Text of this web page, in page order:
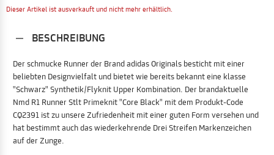
Dieser Artikel ist ausverkauft und nicht mehr erhältlich.
BESCHREIBUNG
Der schmucke Runner der Brand adidas Originals besticht mit einer
beliebten Designvielfalt und bietet wie bereits bekannt eine klasse
"Schwarz" Synthetik/Flyknit Upper Kombination. Der brandaktuelle
Nmd R1 Runner Stlt Primeknit "Core Black" mit dem Produkt-Code
CQ2391 ist zu unsere Zufriedenheit mit einer guten Form versehen und
hat bestimmt auch das wiederkehrende Drei Streifen Markenzeichen
auf der Zunge.